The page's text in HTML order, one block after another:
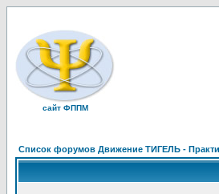
сайт ФППМ
Список форумов Движение ТИГЕЛЬ -